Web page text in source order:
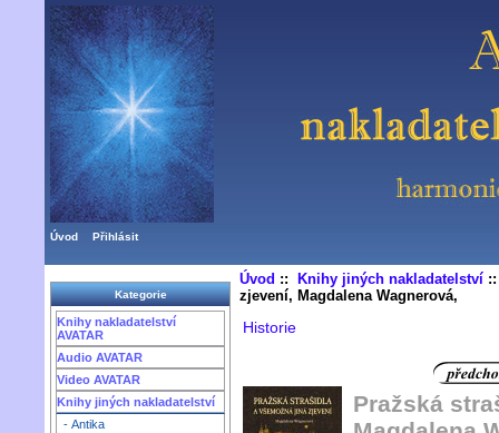
Úvod Přihlásit
Kategorie
Knihy nakladatelství
AVATAR
Audio AVATAR
Video AVATAR
Knihy jiných nakladatelství
- Antika
Úvod :: Knihy jiných nakladatelství
zjevení, Magdalena Wagnerová,
Historie
Pražská